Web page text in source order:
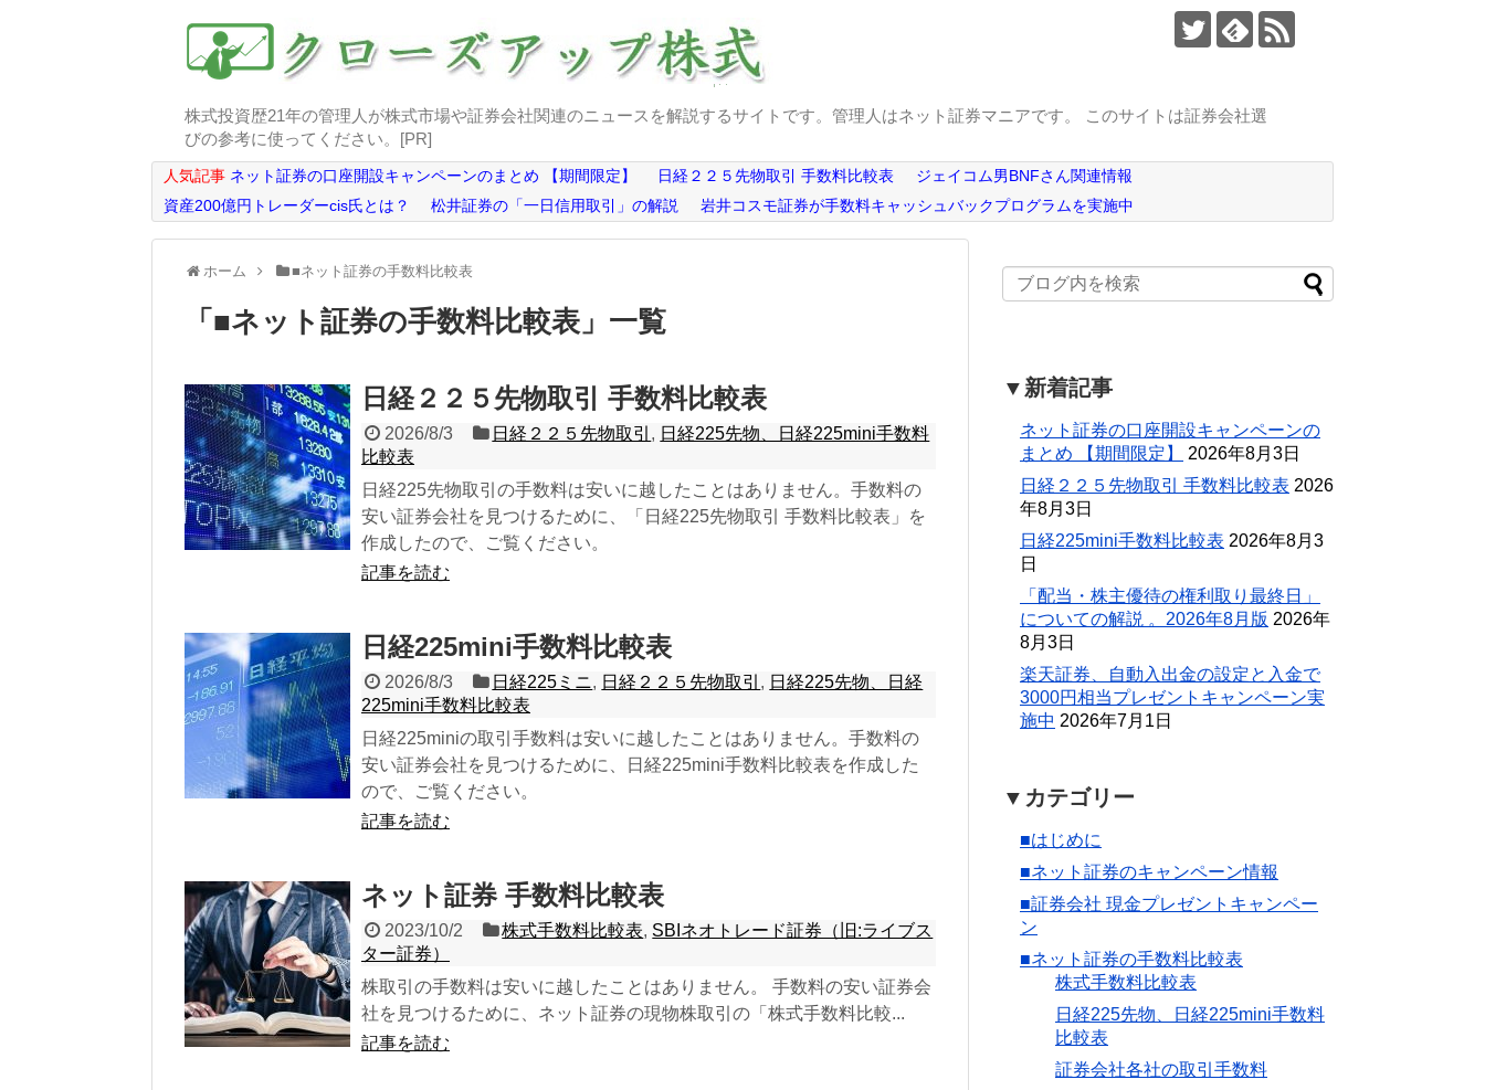
株式投資歴21年の管理人が株式市場や証券会社関連のニュースを解説するサイトです。管理人はネット証券マニアです。 このサイトは証券会社選
びの参考に使ってください。[PR]
人気記事 ネット証券の口座開設キャンペーンのまとめ 【期間限定】 日経２２５先物取引 手数料比較表
ジェイコム男BNFさん関連情報
資産200億円トレーダーcis氏とは？
松井証券の「一日信用取引」の解説 岩井コスモ証券が手数料キャッシュバックプログラムを実施中
ホーム ■ネット証券の手数料比較表
「 ■ネット証券の手数料比較表 」 一覧
日経２２５先物取引 手数料比較表
2026/8/3 日経２２５先物取引 , 日経225先物、日経225mini手数料
比較表
日経225先物取引の手数料は安いに越したことはありません。手数料の
安い証券会社を見つけるために、「日経225先物取引 手数料比較表」を
作成したので、ご覧ください。
記事を読む
日経225mini手数料比較表
2026/8/3 日経225ミニ, 日経２２５先物取引 , 日経225先物、日経
225mini手数料比較表
日経225miniの取引手数料は安いに越したことはありません。手数料の
安い証券会社を見つけるために、日経225mini手数料比較表を作成した
ので、ご覧ください。
記事を読む
ネット証券 手数料比較表
2023/10/2 株式手数料比較表, SBIネオトレード証券（旧:ライブス
ター証券）
株取引の手数料は安いに越したことはありません。 手数料の安い証券会
社を見つけるために、ネット証券の現物株取引の「株式手数料比較...
記事を読む
▼新着記事
ネット証券の口座開設キャンペーンの
まとめ 【期間限定】
2026年8月3日
日経２２５先物取引 手数料比較表 2026
年8月3日
日経225mini手数料比較表 2026年8月3
日
「配当・株主優待の権利取り最終日」
についての解説 。2026年8月版 2026年
8月3日
楽天証券、自動入出金の設定と入金で
3000円相当プレゼントキャンペーン実
施中 2026年7月1日
▼カテゴリー
■はじめに
■ネット証券のキャンペーン情報
■証券会社 現金プレゼントキャンペー
ン
■ネット証券の手数料比較表
株式手数料比較表
日経225先物、日経225mini手数料
比較表
証券会社各社の取引手数料